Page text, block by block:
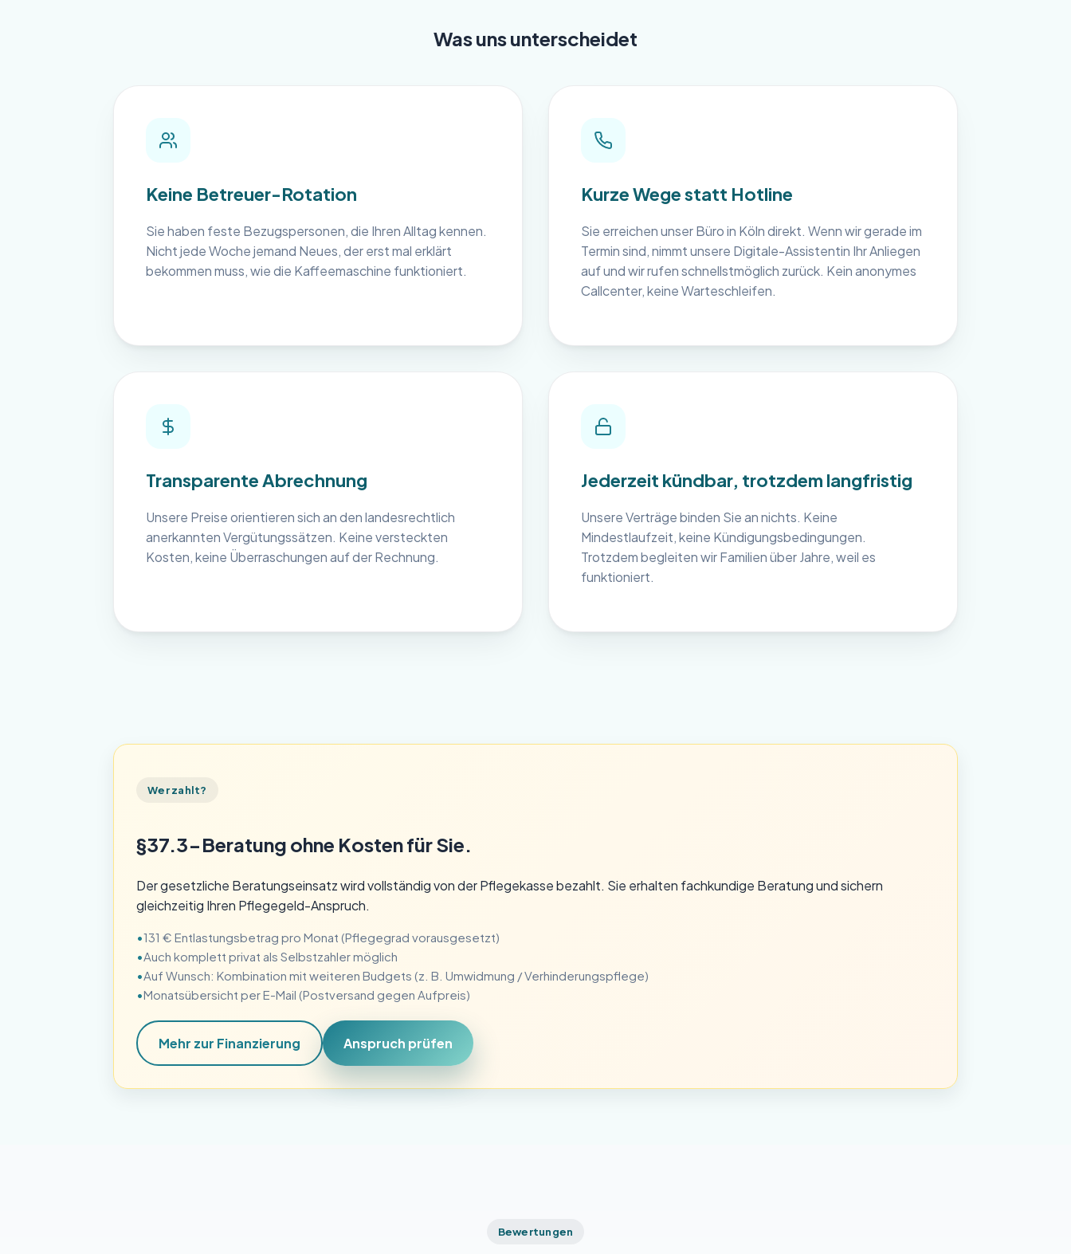
Was uns unterscheidet
Keine Betreuer-Rotation
Sie haben feste Bezugspersonen, die Ihren Alltag kennen.
Nicht jede Woche jemand Neues, der erst mal erklärt
bekommen muss, wie die Kaffeemaschine funktioniert.
Kurze Wege statt Hotline
Sie erreichen unser Büro in Köln direkt. Wenn wir gerade im
Termin sind, nimmt unsere Digitale-Assistentin Ihr Anliegen
auf und wir rufen schnellstmöglich zurück. Kein anonymes
Callcenter, keine Warteschleifen.
Transparente Abrechnung
Unsere Preise orientieren sich an den landesrechtlich
anerkannten Vergütungssätzen. Keine versteckten
Kosten, keine Überraschungen auf der Rechnung.
Jederzeit kündbar, trotzdem langfristig
Unsere Verträge binden Sie an nichts. Keine
Mindestlaufzeit, keine Kündigungsbedingungen.
Trotzdem begleiten wir Familien über Jahre, weil es
funktioniert.
Wer zahlt?
§37.3-Beratung ohne Kosten für Sie.
Der gesetzliche Beratungseinsatz wird vollständig von der Pflegekasse bezahlt. Sie erhalten fachkundige Beratung und sichern
gleichzeitig Ihren Pflegegeld-Anspruch.
131 € Entlastungsbetrag pro Monat (Pflegegrad vorausgesetzt)
Auch komplett privat als Selbstzahler möglich
Auf Wunsch: Kombination mit weiteren Budgets (z. B. Umwidmung / Verhinderungspflege)
Monatsübersicht per E-Mail (Postversand gegen Aufpreis)
Mehr zur Finanzierung Anspruch prüfen
Bewertungen